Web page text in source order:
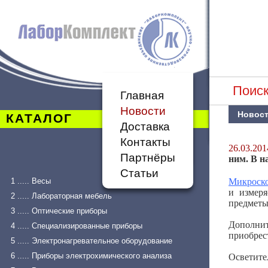
КАТАЛОГ
Главная
Новости
Доставка
Контакты
Партнёры
Статьи
1 ..... Весы
2 ..... Лабораторная мебель
3 ..... Оптические приборы
4 ..... Специализированные приборы
5 ..... Электронагревательное оборудование
6 ..... Приборы электрохимического анализа
ним. В
и